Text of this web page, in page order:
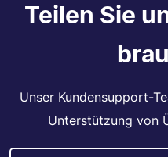
Teilen Sie
Unser Kundensupport-
Unterstützung von